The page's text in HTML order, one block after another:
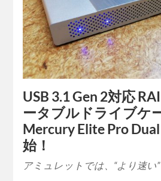
USB 3.1 Gen 2対応
ータブルドライブケ
Mercury Elite Pro
始！
アミュレットでは、“より速い